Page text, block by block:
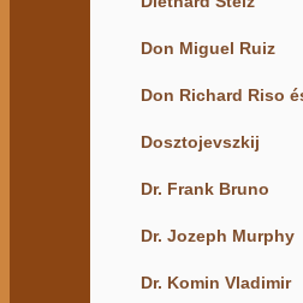
Don Miguel Ruiz
Don Richard Riso
Dosztojevszkij
Dr. Frank Bruno
Dr. Jozeph Murphy
Dr. Komin Vladimir